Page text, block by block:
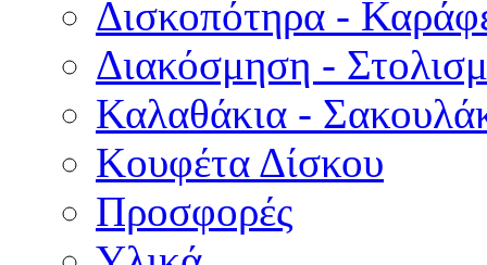
Δισκοπότηρα -
Διακόσμηση -
Καλαθάκια -
Κουφέτα Δίσκου
Προσφορές